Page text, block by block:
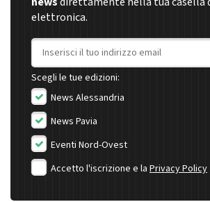
elettronica.
Indirizzo email
Scegli le tue edizioni:
News Alessandria
News Pavia
Eventi Nord-Ovest
Accetto l'iscrizione e la Privacy Policy